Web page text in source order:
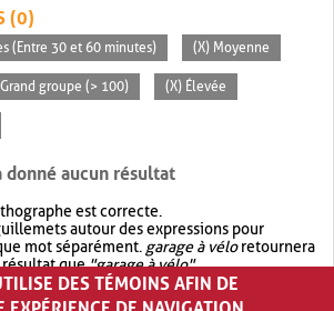
(0)
(Entre 30 et 60 minutes) (X) Moyenne
groupe (> 100) (X) Élevée
donné aucun résultat
est correcte.
autour des expressions pour
mot séparément. garage à véloretournera
résultat que"garage à vélo".
votre recherche avec OR.garage OR vélo
plus de résultat quegarage à vélo
DES TÉMOINS AFIN DE